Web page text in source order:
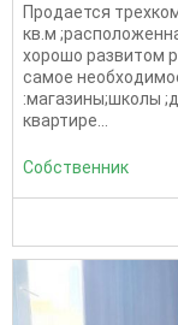
Продается
кв.м
хорошо развитом
самое
:магазины;школы
квартире...
Собственник